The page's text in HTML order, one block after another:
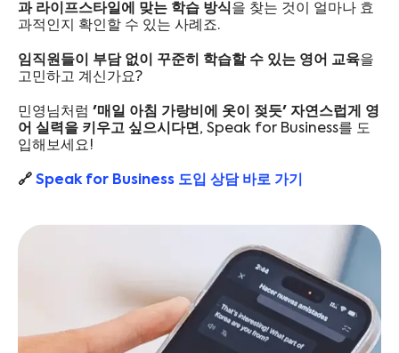
과 라이프스타일에 맞는 학습 방식을 찾는 것이 얼마나 효
과적인지 확인할 수 있는 사례죠.
임직원들이 부담 없이 꾸준히 학습할 수 있는 영어 교육을
고민하고 계신가요?
민영님처럼 '매일 아침 가랑비에 옷이 젖듯' 자연스럽게 영
어 실력을 키우고 싶으시다면, Speak for Business를 도
입해보세요!
🔗 Speak for Business 도입 상담 바로 가기